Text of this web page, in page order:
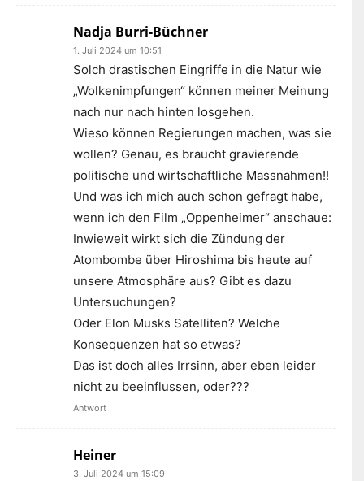
Nadja Burri-Büchner
1. Juli 2024 um 10:51
Solch drastischen Eingriffe in die Natur wie
„Wolkenimpfungen“ können meiner Meinung
nach nur nach hinten losgehen.
Wieso können Regierungen machen, was sie
wollen? Genau, es braucht gravierende
politische und wirtschaftliche Massnahmen!!
Und was ich mich auch schon gefragt habe,
wenn ich den Film „Oppenheimer“ anschaue:
Inwieweit wirkt sich die Zündung der
Atombombe über Hiroshima bis heute auf
unsere Atmosphäre aus? Gibt es dazu
Untersuchungen?
Oder Elon Musks Satelliten? Welche
Konsequenzen hat so etwas?
Das ist doch alles Irrsinn, aber eben leider
nicht zu beeinflussen, oder???
Antwort
Heiner
3. Juli 2024 um 15:09